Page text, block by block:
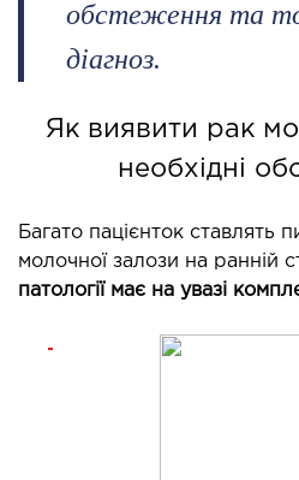
обстеження та
діагноз.
Як виявити рак
необхідні
Багато пацієнток ставлять
молочної залози на ранній
патології має на увазі